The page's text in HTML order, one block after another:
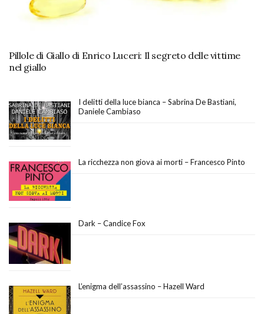
Pillole di Giallo di Enrico Luceri: Il segreto delle vittime
nel giallo
I delitti della luce bianca – Sabrina De Bastiani,
Daniele Cambiaso
La ricchezza non giova ai morti – Francesco Pinto
Dark – Candice Fox
L’enigma dell’assassino – Hazell Ward